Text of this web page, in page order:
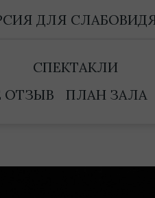
ДЛЯ
СПЕКТАКЛИ
ОТЗЫВ
ПЛАН ЗАЛА